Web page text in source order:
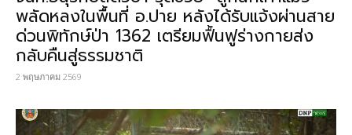
พลัดหลงในพื้นที่ อ.ปาย หลังได้รับแจ้งผ่านสาย
ด่วนพิทักษ์ป่า 1362 เตรียมฟื้นฟูร่างกายส่ง
กลับคืนสู่ธรรมชาติ
2 พฤษภาคม 2569